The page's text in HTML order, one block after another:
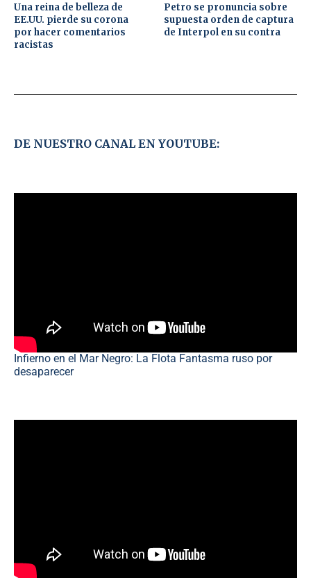
Una reina de belleza de
EE.UU. pierde su corona
por hacer comentarios
racistas
Petro se pronuncia sobre
supuesta orden de captura
de Interpol en su contra
DE NUESTRO CANAL EN YOUTUBE:
Infierno en el Mar Negro: La Flota Fantasma ruso por
desaparecer